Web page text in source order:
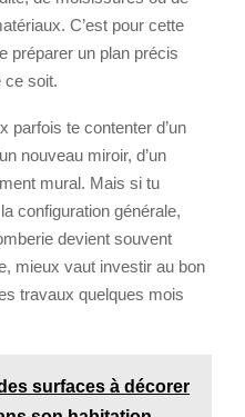
C’est pour cette
préparer un plan précis
ce soit.
parfois te contenter d’un
nouveau miroir, d’un
mural. Mais si tu
configuration générale,
devient souvent
mieux vaut investir au bon
travaux quelques mois
surfaces à décorer